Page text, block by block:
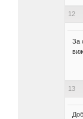
12
За
13